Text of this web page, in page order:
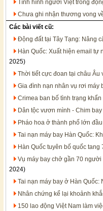
Tình hình người Việt trong
Chưa ghi nhận thương vong
Các bài viết cũ:
Động đất tại Tây Tạng: Nâng
Hàn Quốc: Xuất hiện email tự
2025)
Thời tiết cực đoan tại châu Âu
Gia đình nạn nhân vụ rơi máy
Crimea ban bố tình trạng
Dân tộc vươn mình - Chim bay
Pháo hoa ở thành phố lớn
Tai nạn máy bay Hàn Quốc:
Hàn Quốc tuyên bố quốc
Vụ máy bay chở gần 70
2024)
Tai nạn máy bay ở Hàn
Nhân chứng kể lại khoảnh
150 lao động Việt Nam làm